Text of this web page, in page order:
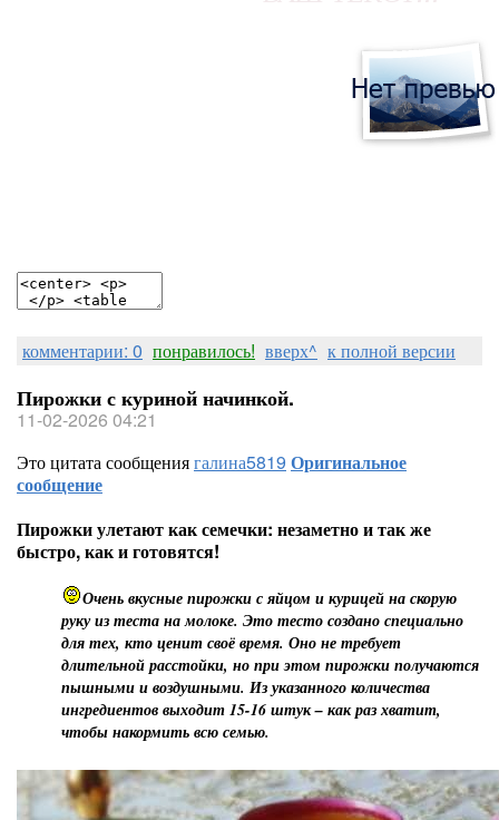
комментарии: 0 понравилось! вверх^ к полной версии
Пирожки с куриной начинкой.
11-02-2026 04:21
Это цитата сообщениягалина5819 Оригинальное
сообщение
Пирожки улетают как семечки: незаметно и так же
быстро, как и готовятся!
Очень вкусные пирожки с яйцом и курицей на скорую
руку из теста на молоке. Это тесто создано специально
для тех, кто ценит своё время. Оно не требует
длительной расстойки, но при этом пирожки получаются
пышными и воздушными. Из указанного количества
ингредиентов выходит 15-16 штук – как раз хватит,
чтобы накормить всю семью.